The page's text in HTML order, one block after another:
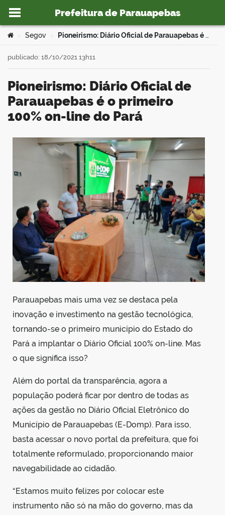
Ir para o conteúdo
Prefeitura de Parauapebas
portal
Você está aqui:
Segov Pioneirismo: Diário Oficial de Parauapebas é o primeiro 100% on-line do Pará
Pioneirismo: Diário Oficial de
Parauapebas é o primeiro
100% on-line do Pará
publicado: 18/10/2021 13h11
Parauapebas mais uma vez se destaca pela
inovação e investimento na gestão tecnológica,
tornando-se o primeiro município do Estado do
Pará a implantar o Diário Oficial 100% on-line. Mas
o que significa isso?
Além do portal da transparência, agora a
população poderá ficar por dentro de todas as
ações da gestão no Diário Oficial Eletrônico do
Município de Parauapebas (E-Domp). Para isso,
basta acessar o novo portal da prefeitura, que foi
totalmente reformulado, proporcionando maior
navegabilidade ao cidadão.
“Estamos muito felizes por colocar este
instrumento não só na mão do governo, mas da